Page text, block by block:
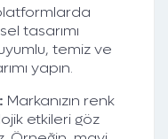
tasarımı
temiz ve
yapın.
Markanızın renk
etkileri göz